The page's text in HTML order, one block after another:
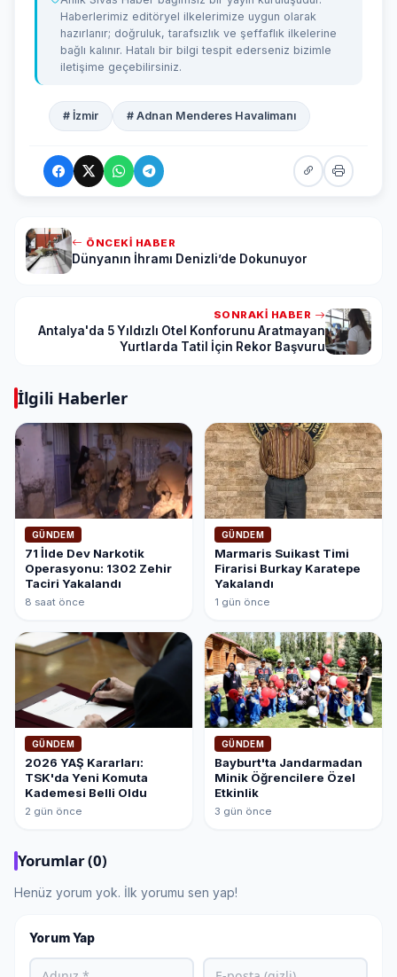
Haberlerimiz editöryel ilkelerimize uygun olarak
hazırlanır; doğruluk, tarafsızlık ve şeffaflık ilkelerine
bağlı kalınır. Hatalı bir bilgi tespit ederseniz bizimle
iletişime geçebilirsiniz.
# İzmir # Adnan Menderes Havalimanı
ÖNCEKI HABER
Dünyanın İhramı Denizli’de Dokunuyor
SONRAKI HABER
Antalya'da 5 Yıldızlı Otel Konforunu Aratmayan
Yurtlarda Tatil İçin Rekor Başvuru
İlgili Haberler
GÜNDEM
71 İlde Dev Narkotik
Operasyonu: 1302 Zehir
Taciri Yakalandı
8 saat önce
GÜNDEM
Marmaris Suikast Timi
Firarisi Burkay Karatepe
Yakalandı
1 gün önce
GÜNDEM
2026 YAŞ Kararları:
TSK'da Yeni Komuta
Kademesi Belli Oldu
2 gün önce
GÜNDEM
Bayburt'ta Jandarmadan
Minik Öğrencilere Özel
Etkinlik
3 gün önce
Yorumlar (0)
Henüz yorum yok. İlk yorumu sen yap!
Yorum Yap